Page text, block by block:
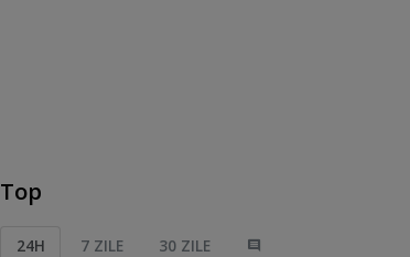
Top
24H 7 ZILE 30 ZILE